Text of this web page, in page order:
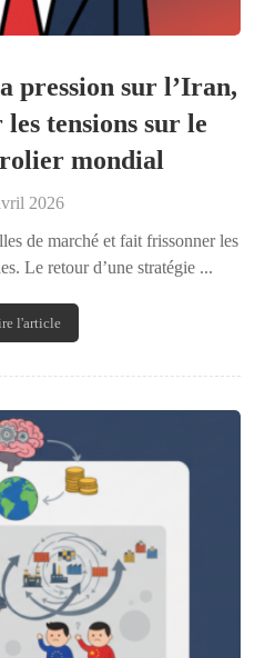
pression sur l’Iran,
tensions sur le
mondial
2026
de marché et fait frissonner les
Le retour d’une stratégie ...
l'article